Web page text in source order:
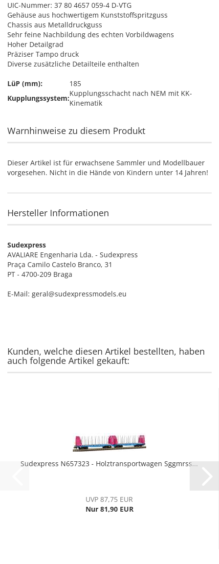
UIC-Nummer: 37 80 4657 059-4 D-VTG
Gehäuse aus hochwertigem Kunststoffspritzguss
Chassis aus Metalldruckguss
Sehr feine Nachbildung des echten Vorbildwagens
Hoher Detailgrad
Präziser Tampo druck
Diverse zusätzliche Detailteile enthalten
LüP (mm):
185
Kupplungssystem:
Kupplungsschacht nach NEM mit KK-
Kinematik
Warnhinweise zu diesem Produkt
Dieser Artikel ist für erwachsene Sammler und Modellbauer
vorgesehen. Nicht in die Hände von Kindern unter 14 Jahren!
Hersteller Informationen
Sudexpress
AVALIARE Engenharia Lda. - Sudexpress
Praça Camilo Castelo Branco, 31
PT - 4700-209 Braga
E-Mail: geral@sudexpressmodels.eu
Kunden, welche diesen Artikel bestellten, haben
auch folgende Artikel gekauft:
Sudexpress N657323 - Holztransportwagen Sggmrss...
UVP 87,75 EUR
Nur 81,90 EUR